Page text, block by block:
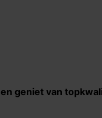
en geniet van